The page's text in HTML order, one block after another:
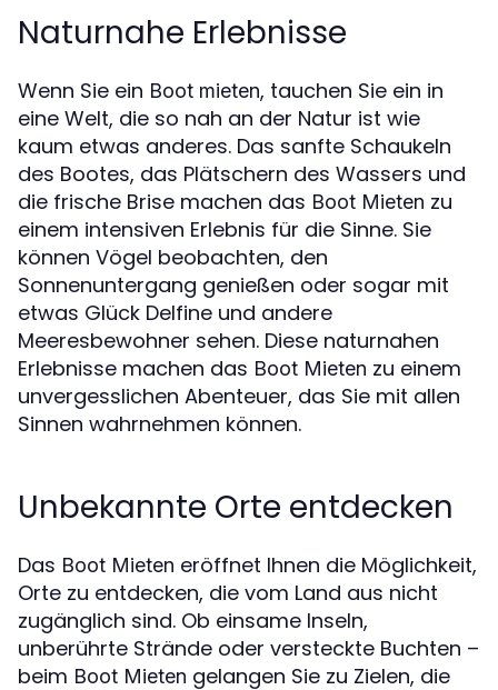
Naturnahe Erlebnisse
Wenn Sie ein Boot mieten, tauchen Sie ein in
eine Welt, die so nah an der Natur ist wie
kaum etwas anderes. Das sanfte Schaukeln
des Bootes, das Plätschern des Wassers und
die frische Brise machen das Boot Mieten zu
einem intensiven Erlebnis für die Sinne. Sie
können Vögel beobachten, den
Sonnenuntergang genießen oder sogar mit
etwas Glück Delfine und andere
Meeresbewohner sehen. Diese naturnahen
Erlebnisse machen das Boot Mieten zu einem
unvergesslichen Abenteuer, das Sie mit allen
Sinnen wahrnehmen können.
Unbekannte Orte entdecken
Das Boot Mieten eröffnet Ihnen die Möglichkeit,
Orte zu entdecken, die vom Land aus nicht
zugänglich sind. Ob einsame Inseln,
unberührte Strände oder versteckte Buchten –
beim Boot Mieten gelangen Sie zu Zielen, die